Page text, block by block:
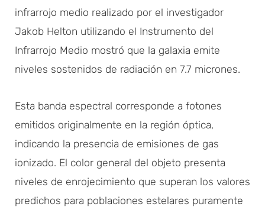
infrarrojo medio realizado por el investigador
Jakob Helton utilizando el Instrumento del
Infrarrojo Medio mostró que la galaxia emite
niveles sostenidos de radiación en 7.7 micrones.
Esta banda espectral corresponde a fotones
emitidos originalmente en la región óptica,
indicando la presencia de emisiones de gas
ionizado. El color general del objeto presenta
niveles de enrojecimiento que superan los valores
predichos para poblaciones estelares puramente